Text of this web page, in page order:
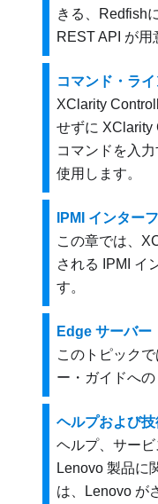
きる、Redfish
REST API が用
コマンド・ラ
XClarity
せずに XClarity
コマンドを入
使用します。
IPMI インター
この章では、
される IPMI イ
す。
Edge サーバー
このトピック
ー・ガイドへの
ヘルプおよび
ヘルプ、サー
Lenovo 製品に
は、Lenovo が